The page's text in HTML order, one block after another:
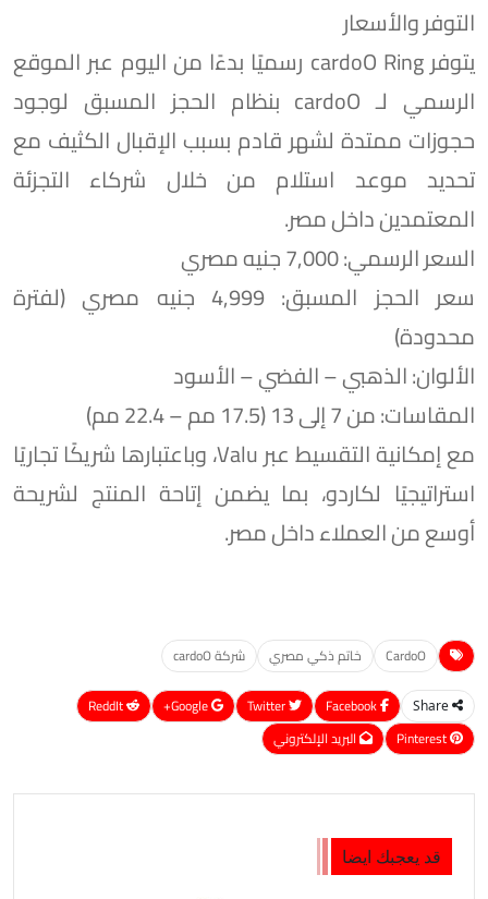
التوفر والأسعار
يتوفر cardoO Ring رسميًا بدءًا من اليوم عبر الموقع
الرسمي لـ cardoO بنظام الحجز المسبق لوجود
حجوزات ممتدة لشهر قادم بسبب الإقبال الكثيف مع
تحديد موعد استلام من خلال شركاء التجزئة
المعتمدين داخل مصر.
السعر الرسمي: 7,000 جنيه مصري
سعر الحجز المسبق: 4,999 جنيه مصري (لفترة
محدودة)
الألوان: الذهبي – الفضي – الأسود
المقاسات: من 7 إلى 13 (17.5 مم – 22.4 مم)
مع إمكانية التقسيط عبر Valu، وباعتبارها شريكًا تجاريًا
استراتيجيًا لكاردو، بما يضمن إتاحة المنتج لشريحة
أوسع من العملاء داخل مصر.
CardoO خاتم ذكي مصري شركة cardoO
Share
Google+
ReddIt
Pinterest
البريد الإلكتروني
قد يعجبك ايضا